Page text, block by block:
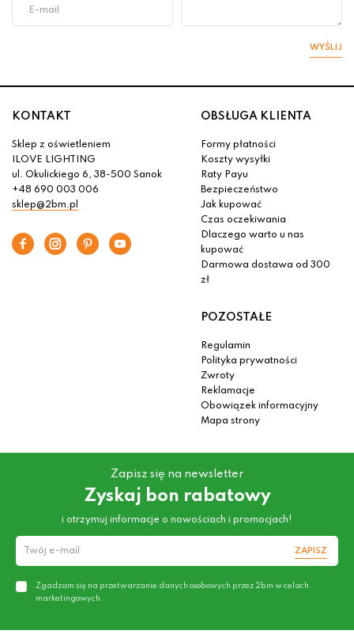
WYŚLIJ
KONTAKT
Sklep z oświetleniem
ILOVE LIGHTING
ul. Okulickiego 6, 38-500 Sanok
+48 690 003 006
sklep@2bm.pl
OBSŁUGA KLIENTA
Formy płatności
Koszty wysyłki
Raty Payu
Bezpieczeństwo
Jak kupować
Czas oczekiwania
Dlaczego warto u nas
kupować
Darmowa dostawa od 300
zł
POZOSTAŁE
Regulamin
Polityka prywatności
Zwroty
Reklamacje
Obowiązek informacyjny
Mapa strony
Zapisz się na newsletter
Zyskaj bon rabatowy
i otrzymuj informacje o nowościach i promocjach!
ZAPISZ
Zgadzam się na przetwarzanie danych osobowych przez 2bm w celach
marketingowych.